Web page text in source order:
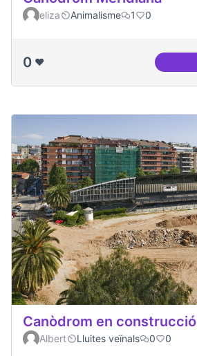
eliza Animalisme 1 0
0 ❤️
Canòdrom en construcció
Albert Lluites veïnals 0 0